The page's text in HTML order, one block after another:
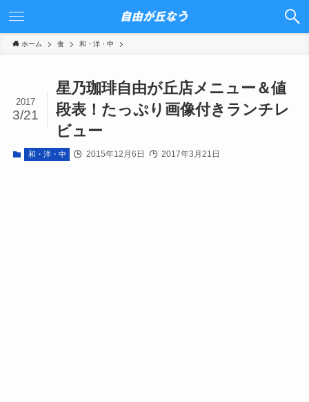
ホーム 食 和・洋・中
星乃珈琲自由が丘店メニュー＆値
段表！たっぷり画像付きランチレ
ビュー
2017
3/21
和・洋・中 2015年12月6日 2017年3月21日